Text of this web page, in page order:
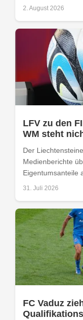
2. August 2026
LFV zu den
WM steht
Der
Medienberichte
Eigentumsanteile
31. Juli 2026
FC Vaduz